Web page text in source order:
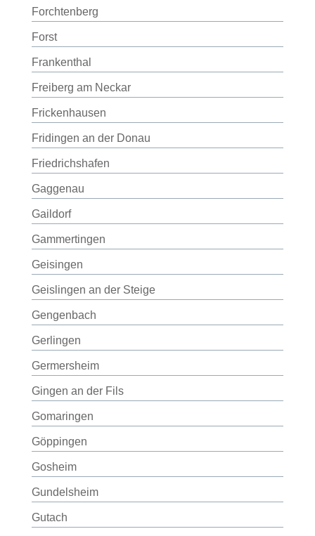
Forchtenberg
Forst
Frankenthal
Freiberg am Neckar
Frickenhausen
Fridingen an der Donau
Friedrichshafen
Gaggenau
Gaildorf
Gammertingen
Geisingen
Geislingen an der Steige
Gengenbach
Gerlingen
Germersheim
Gingen an der Fils
Gomaringen
Göppingen
Gosheim
Gundelsheim
Gutach